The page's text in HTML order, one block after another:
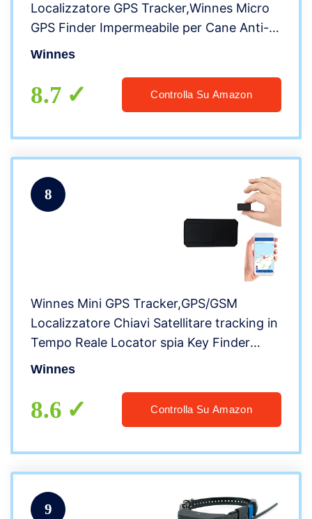
Localizzatore GPS Tracker,Winnes Micro
GPS Finder Impermeabile per Cane Anti-
Fugo Anti-Perdita con APP Senza
Winnes
8.7 Controlla Su Amazon
8
Winnes Mini GPS Tracker,GPS/GSM
Localizzatore Chiavi Satellitare tracking in
Tempo Reale Locator spia Key Finder
Bambini, Cani, Gatti, Anziani,Portafoglio,
Winnes
8.6 Controlla Su Amazon
9